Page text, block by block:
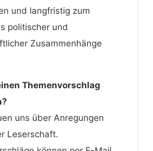
und langfristig zum
politischer und
Zusammenhänge
Themenvorschlag
uns über Anregungen
Leserschaft.